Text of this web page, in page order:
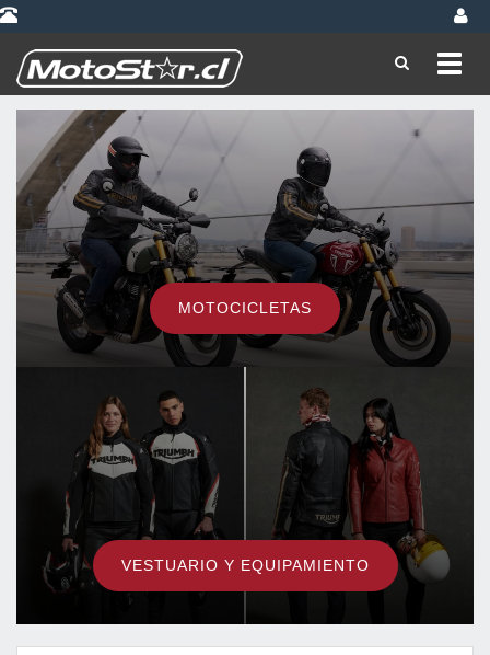
MOTOCICLETAS
VESTUARIO Y EQUIPAMIENTO